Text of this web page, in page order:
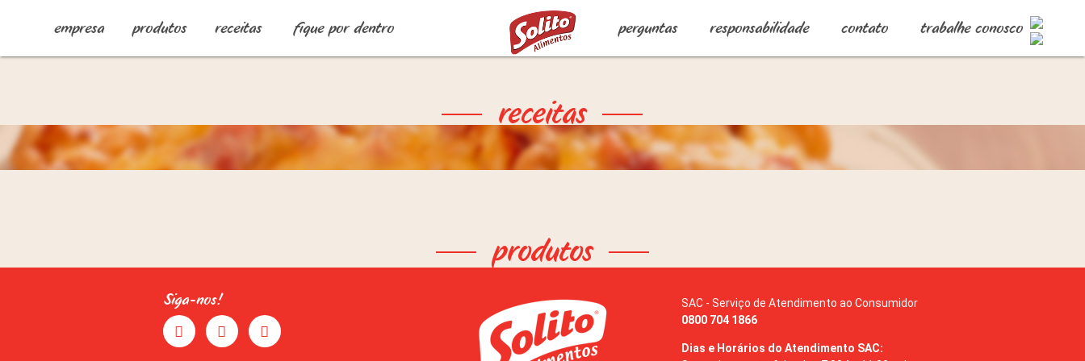
empresa produtos receitas fique por dentro perguntas responsabilidade contato trabalhe conosco
receitas
produtos
Siga-nos!
SAC - Serviço de Atendimento ao Consumidor
0800 704 1866
Dias e Horários do Atendimento SAC: